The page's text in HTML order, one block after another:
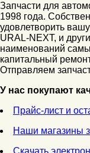
Запчасти для
1998 года.
удовлетворить
URAL-NEXT, и
наименований
капитальный
Отправляем
У нас покупают
Прайс-лист и
Наши магазины